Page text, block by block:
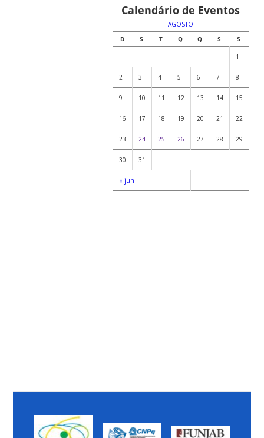
Calendário de Eventos
AGOSTO
D
S T Q Q S S
« jun
1
2 3 4 5 6 7 8
9 10 11 12 13 14 15
16 17 18 19 20 21 22
23 24 25 26 27 28 29
30 31